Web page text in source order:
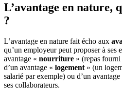
L’avantage en nature,
?
L’avantage en nature fait écho aux
qu’un employeur peut proposer à ses
avantage « nourriture » (repas
d’un avantage « logement » (un
salarié par exemple) ou d’un avantage
ses collaborateurs.